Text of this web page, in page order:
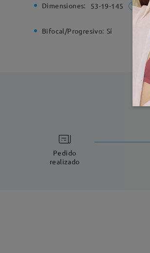
Dimensiones: 53-19-145
Bifocal/Progresivo: Sí
Pedido
realizado